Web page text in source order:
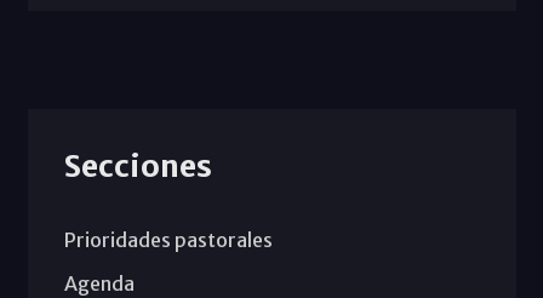
Secciones
Prioridades pastorales
Agenda